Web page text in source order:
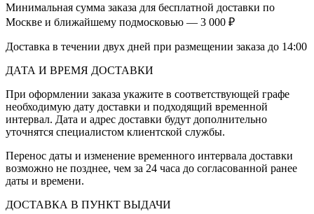
Минимальная сумма заказа для бесплатной доставки по
Москве и ближайшему подмосковью — 3 000 ₽
Доставка в течении двух дней при размещении заказа до 14:00
ДАТА И ВРЕМЯ ДОСТАВКИ
При оформлении заказа укажите в соответствующей графе
необходимую дату доставки и подходящий временной
интервал. Дата и адрес доставки будут дополнительно
уточнятся специалистом клиентской службы.
Перенос даты и изменение временного интервала доставки
возможно не позднее, чем за 24 часа до согласованной ранее
даты и времени.
ДОСТАВКА В ПУНКТ ВЫДАЧИ